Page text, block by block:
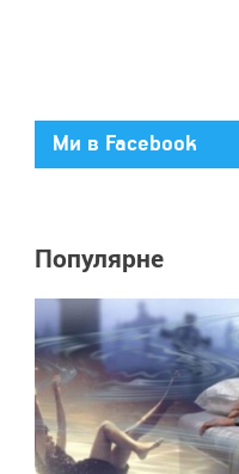
Ми в Facebook
Популярне